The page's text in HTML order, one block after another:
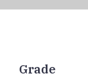
Grade